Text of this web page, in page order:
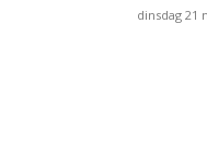
dinsdag 21